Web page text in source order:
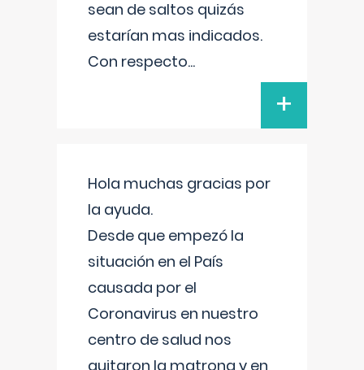
sean de saltos quizás
estarían mas indicados.
Con respecto...
+
Hola muchas gracias por
la ayuda.
Desde que empezó la
situación en el País
causada por el
Coronavirus en nuestro
centro de salud nos
quitaron la matrona y en